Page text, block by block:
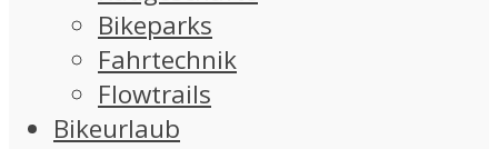
Bikeparks
Fahrtechnik
Flowtrails
Bikeurlaub